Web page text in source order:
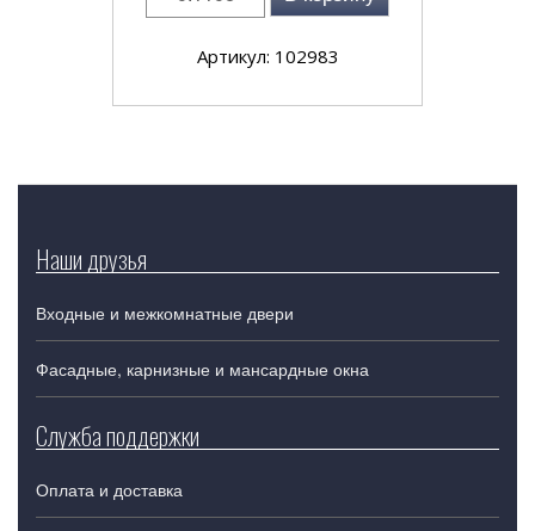
Артикул: 102983
Наши друзья
Входные и межкомнатные двери
Фасадные, карнизные и мансардные окна
Служба поддержки
Оплата и доставка